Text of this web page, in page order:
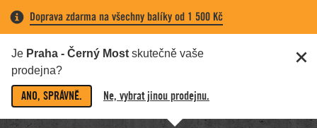
Doprava zdarma na všechny balíky od 1 500 Kč
Je Praha - Černý Most skutečně vaše
prodejna?
ANO, SPRÁVNĚ. Ne, vybrat jinou prodejnu.